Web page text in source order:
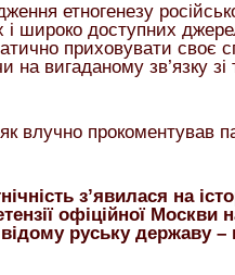
етногенезу
і широко доступних
приховувати своє
на вигаданому зв’язку зі
влучно прокоментував
з’явилася на
офіційної Москви
відому руську державу